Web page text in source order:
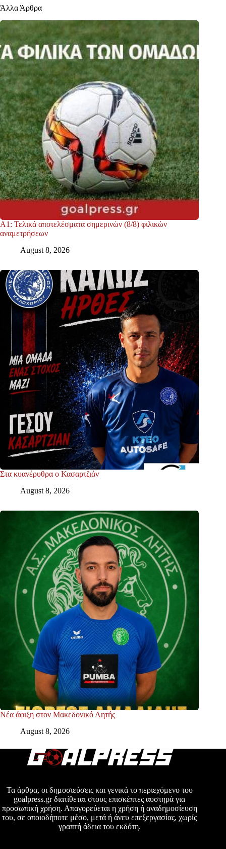
Άλλα Άρθρα
Α1: Τελικά αποτελέσματα σημερινών (8/8) φιλικών
αναμετρήσεων
August 8, 2026
Στα κυανέρυθρα ο Κασαρτζιάν
August 8, 2026
Νέα άφιξη στον Μακεδονικό Λητής
August 8, 2026
Τα άρθρα, οι δημοσιεύσεις και γενικά το περιεχόμενο του
goalpress.gr διατίθεται στους επισκέπτες αυστηρά για
προσωπική χρήση. Απαγορεύεται η χρήση ή αναδημοσίευση
του, σε οποιοδήποτε μέσο, μετά ή άνευ επεξεργασίας, χωρίς
γραπτή άδεια του εκδότη.